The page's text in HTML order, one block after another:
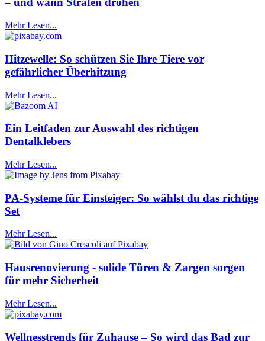
Mehr Lesen...
Hitzewelle: So schützen Sie Ihre Tiere vor
gefährlicher Überhitzung
Mehr Lesen...
Ein Leitfaden zur Auswahl des richtigen
Dentalklebers
Mehr Lesen...
PA-Systeme für Einsteiger: So wählst du das richtige
Set
Mehr Lesen...
Hausrenovierung - solide Türen & Zargen sorgen
für mehr Sicherheit
Mehr Lesen...
Wellnesstrends für Zuhause – So wird das Bad zur